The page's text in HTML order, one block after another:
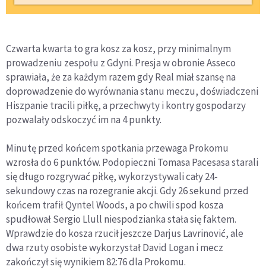
Czwarta kwarta to gra kosz za kosz, przy minimalnym
prowadzeniu zespołu z Gdyni. Presja w obronie Asseco
sprawiała, że za każdym razem gdy Real miał szansę na
doprowadzenie do wyrównania stanu meczu, doświadczeni
Hiszpanie tracili piłkę, a przechwyty i kontry gospodarzy
pozwalały odskoczyć im na 4 punkty.
Minutę przed końcem spotkania przewaga Prokomu
wzrosła do 6 punktów. Podopieczni Tomasa Pacesasa starali
się długo rozgrywać piłkę, wykorzystywali cały 24-
sekundowy czas na rozegranie akcji. Gdy 26 sekund przed
końcem trafił Qyntel Woods, a po chwili spod kosza
spudłował Sergio Llull niespodzianka stała się faktem.
Wprawdzie do kosza rzucił jeszcze Darjus Lavrinović, ale
dwa rzuty osobiste wykorzystał David Logan i mecz
zakończył się wynikiem 82:76 dla Prokomu.